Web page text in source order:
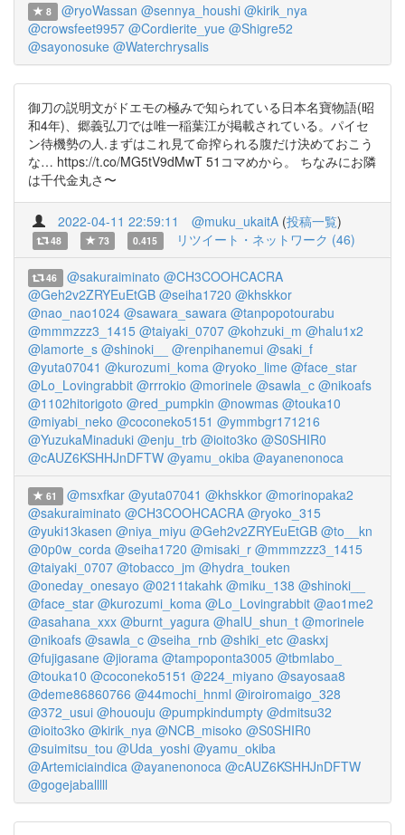
8 @ryoWassan @sennya_houshi @kirik_nya
@crowsfeet9957 @Cordierite_yue @Shigre52
@sayonosuke @Waterchrysalis
御刀の説明文がドエモの極みで知られている日本名寶物語(昭
和4年)、郷義弘刀では唯一稲葉江が掲載されている。パイセ
ン待機勢の人.まずはこれ見て命搾られる腹だけ決めておこう
な… https://t.co/MG5tV9dMwT 51コマめから。 ちなみにお隣
は千代金丸さ〜
2022-04-11 22:59:11 @muku_ukaitA (投稿一覧)
48 73 0.415 リツイート・ネットワーク (46)
46 @sakuraiminato @CH3COOHCACRA
@Geh2v2ZRYEuEtGB @seiha1720 @khskkor
@nao_nao1024 @sawara_sawara @tanpopotourabu
@mmmzzz3_1415 @taiyaki_0707 @kohzuki_m @halu1x2
@lamorte_s @shinoki__ @renpihanemui @saki_f
@yuta07041 @kurozumi_koma @ryoko_lime @face_star
@Lo_Lovingrabbit @rrrokio @morinele @sawla_c @nikoafs
@1102hitorigoto @red_pumpkin @nowmas @touka10
@miyabi_neko @coconeko5151 @ymmbgr171216
@YuzukaMinaduki @enju_trb @ioito3ko @S0SHIR0
@cAUZ6KSHHJnDFTW @yamu_okiba @ayanenonoca
61 @msxfkar @yuta07041 @khskkor @morinopaka2
@sakuraiminato @CH3COOHCACRA @ryoko_315
@yuki13kasen @niya_miyu @Geh2v2ZRYEuEtGB @to__kn
@0p0w_corda @seiha1720 @misaki_r @mmmzzz3_1415
@taiyaki_0707 @tobacco_jm @hydra_touken
@oneday_onesayo @0211takahk @miku_138 @shinoki__
@face_star @kurozumi_koma @Lo_Lovingrabbit @ao1me2
@asahana_xxx @burnt_yagura @halU_shun_t @morinele
@nikoafs @sawla_c @seiha_rnb @shiki_etc @askxj
@fujigasane @jiorama @tampoponta3005 @tbmlabo_
@touka10 @coconeko5151 @224_miyano @sayosaa8
@deme86860766 @44mochi_hnml @iroiromaigo_328
@372_usui @hououju @pumpkindumpty @dmitsu32
@ioito3ko @kirik_nya @NCB_misoko @S0SHIR0
@suimitsu_tou @Uda_yoshi @yamu_okiba
@Artemiciaindica @ayanenonoca @cAUZ6KSHHJnDFTW
@gogejaballlll